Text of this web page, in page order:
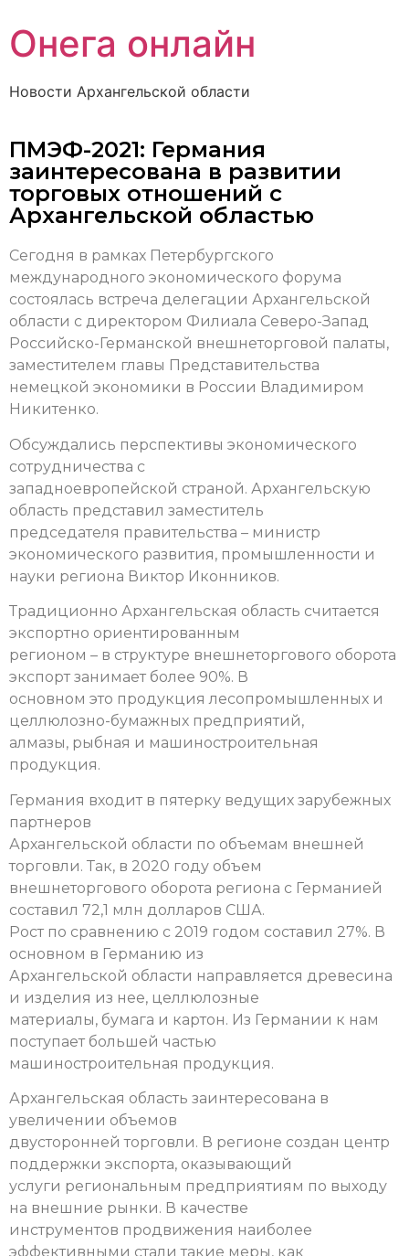
Онега онлайн
Новости Архангельской области
ПМЭФ-2021: Германия
заинтересована в развитии
торговых отношений с
Архангельской областью
Сегодня в рамках Петербургского
международного экономического форума
состоялась встреча делегации Архангельской
области с директором Филиала Северо-Запад
Российско-Германской внешнеторговой палаты,
заместителем главы Представительства
немецкой экономики в России Владимиром
Никитенко.
Обсуждались перспективы экономического
сотрудничества с
западноевропейской страной. Архангельскую
область представил заместитель
председателя правительства – министр
экономического развития, промышленности и
науки региона Виктор Иконников.
Традиционно Архангельская область считается
экспортно ориентированным
регионом – в структуре внешнеторгового оборота
экспорт занимает более 90%. В
основном это продукция лесопромышленных и
целлюлозно-бумажных предприятий,
алмазы, рыбная и машиностроительная
продукция.
Германия входит в пятерку ведущих зарубежных
партнеров
Архангельской области по объемам внешней
торговли. Так, в 2020 году объем
внешнеторгового оборота региона с Германией
составил 72,1 млн долларов США.
Рост по сравнению с 2019 годом составил 27%. В
основном в Германию из
Архангельской области направляется древесина
и изделия из нее, целлюлозные
материалы, бумага и картон. Из Германии к нам
поступает большей частью
машиностроительная продукция.
Архангельская область заинтересована в
увеличении объемов
двусторонней торговли. В регионе создан центр
поддержки экспорта, оказывающий
услуги региональным предприятиям по выходу
на внешние рынки. В качестве
инструментов продвижения наиболее
эффективными стали такие меры, как